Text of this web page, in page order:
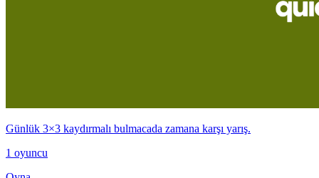
Günlük 3×3 kaydırmalı bulmacada zamana karşı yarış.
1 oyuncu